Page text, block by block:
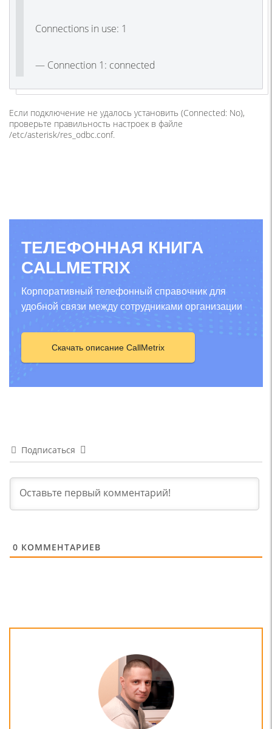
Connections in use: 1
— Connection 1: connected
Если подключение не удалось установить (Connected: No),
проверьте правильность настроек в файле
/etc/asterisk/res_odbc.conf.
ТЕЛЕФОННАЯ КНИГА
CALLMETRIX
Корпоративный телефонный справочник для
удобной связи между сотрудниками организации
Скачать описание CallMetrix
Подписаться
0 КОММЕНТАРИЕВ